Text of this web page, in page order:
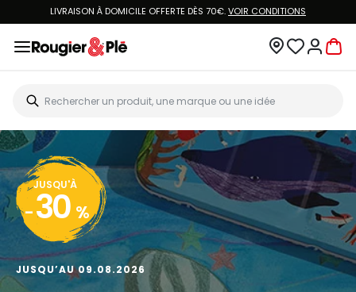
LIVRAISON À DOMICILE OFFERTE DÈS 70€.VOIR CONDITIONS
JUSQU'À
- 30 %
JUSQU’AU 09.08.2026